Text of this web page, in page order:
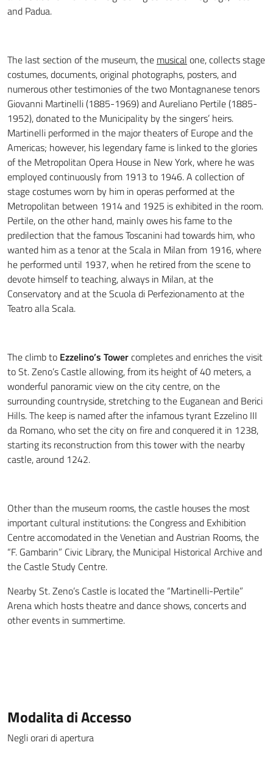
and Padua.
The last section of the museum, the musical one, collects stage
costumes, documents, original photographs, posters, and
numerous other testimonies of the two Montagnanese tenors
Giovanni Martinelli (1885-1969) and Aureliano Pertile (1885-
1952), donated to the Municipality by the singers’ heirs.
Martinelli performed in the major theaters of Europe and the
Americas; however, his legendary fame is linked to the glories
of the Metropolitan Opera House in New York, where he was
employed continuously from 1913 to 1946. A collection of
stage costumes worn by him in operas performed at the
Metropolitan between 1914 and 1925 is exhibited in the room.
Pertile, on the other hand, mainly owes his fame to the
predilection that the famous Toscanini had towards him, who
wanted him as a tenor at the Scala in Milan from 1916, where
he performed until 1937, when he retired from the scene to
devote himself to teaching, always in Milan, at the
Conservatory and at the Scuola di Perfezionamento at the
Teatro alla Scala.
The climb to Ezzelino’s Towercompletes and enriches the visit
to St. Zeno’s Castle allowing, from its height of 40 meters, a
wonderful panoramic view on the city centre, on the
surrounding countryside, stretching to the Euganean and Berici
Hills. The keep is named after the infamous tyrant Ezzelino III
da Romano, who set the city on fire and conquered it in 1238,
starting its reconstruction from this tower with the nearby
castle, around 1242.
Other than the museum rooms, the castle houses the most
important cultural institutions: the Congress and Exhibition
Centre accomodated in the Venetian and Austrian Rooms, the
“F. Gambarin” Civic Library, the Municipal Historical Archive and
the Castle Study Centre.
Nearby St. Zeno’s Castle is located the “Martinelli-Pertile”
Arena which hosts theatre and dance shows, concerts and
other events in summertime.
Modalita di Accesso
Negli orari di apertura